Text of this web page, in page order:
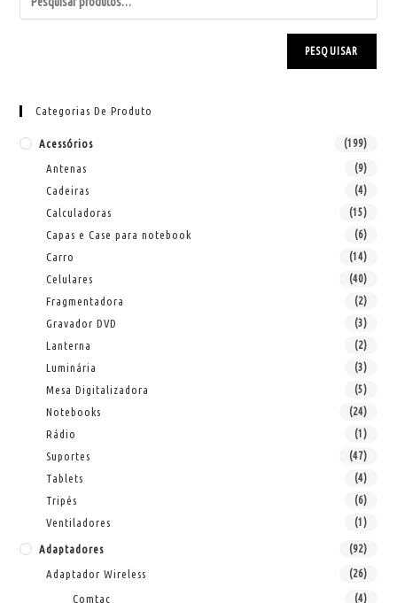
PESQUISAR
Categorias De Produto
Acessórios (199)
Antenas (9)
Cadeiras (4)
Calculadoras (15)
Capas e Case para notebook (6)
Carro (14)
Celulares (40)
Fragmentadora (2)
Gravador DVD (3)
Lanterna (2)
Luminária (3)
Mesa Digitalizadora (5)
Notebooks (24)
Rádio (1)
Suportes (47)
Tablets (4)
Tripés (6)
Ventiladores (1)
Adaptadores (92)
Adaptador Wireless (26)
Comtac (4)